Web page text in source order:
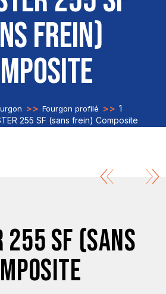
FREIN)
>> Fourgon profilé >> 1
255 SF (sans frein) Composite
255 SF (SANS